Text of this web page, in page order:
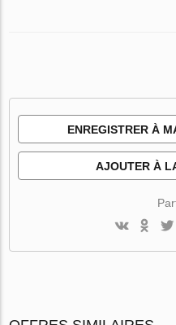
ENREGISTRER À
AJOUTER À